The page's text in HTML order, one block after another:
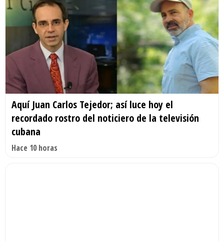
Aquí Juan Carlos Tejedor; así luce hoy el
recordado rostro del noticiero de la televisión
cubana
Hace 10 horas